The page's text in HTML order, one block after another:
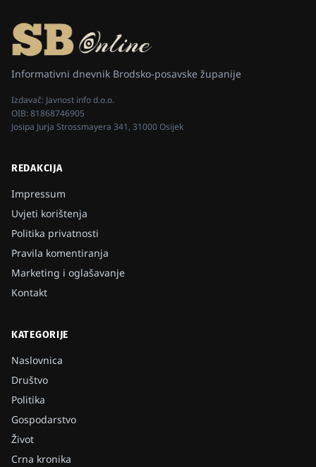
Informativni dnevnik Brodsko-posavske županije
Izdavač: Javnost info d.o.o.
OIB:81868746905
Josipa Jurja Strossmayera 341, 31000 Osijek
REDAKCIJA
Impressum
Uvjeti korištenja
Politika privatnosti
Pravila komentiranja
Marketing i oglašavanje
Kontakt
KATEGORIJE
Naslovnica
Društvo
Politika
Gospodarstvo
Život
Crna kronika